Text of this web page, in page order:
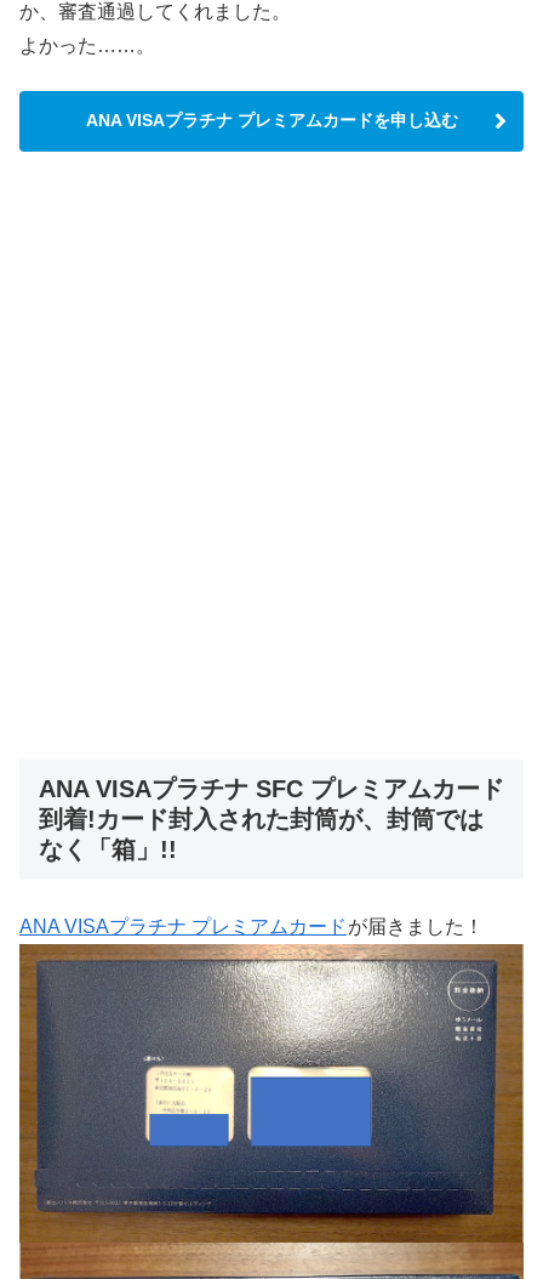
か、審査通過してくれました。
よかった……。
ANA VISAプラチナ プレミアムカードを申し込む
ANA VISAプラチナ SFC プレミアムカード
到着!カード封入された封筒が、封筒では
なく「箱」!!
ANA VISAプラチナ プレミアムカード が届きました！